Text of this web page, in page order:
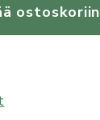
ostoskoriin